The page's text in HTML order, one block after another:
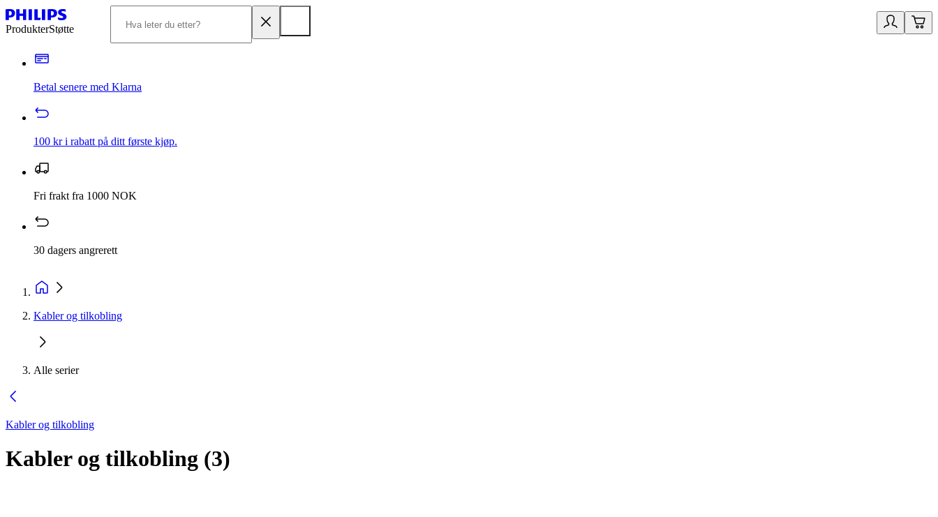
ProdukterStøtte
Betal senere med Klarna
100 kr i rabatt på ditt første kjøp.
Fri frakt fra 1000 NOK
30 dagers angrerett
Kabler og tilkobling
Alle serier
Kabler og tilkobling
Kabler og tilkobling (3)